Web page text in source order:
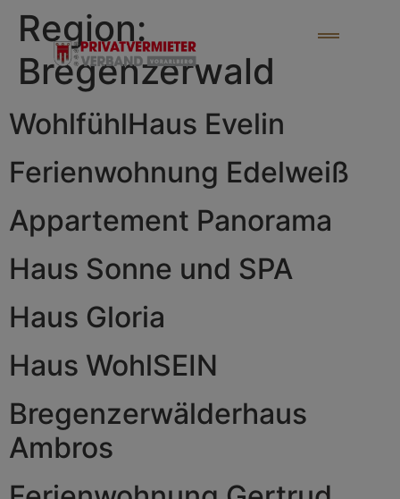
Region:
Bregenzerwald
WohlfühlHaus Evelin
Ferienwohnung Edelweiß
Appartement Panorama
Haus Sonne und SPA
Haus Gloria
Haus WohlSEIN
Bregenzerwälderhaus
Ambros